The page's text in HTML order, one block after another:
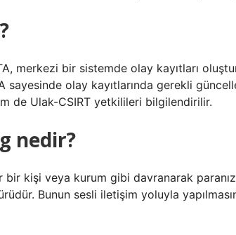
merkezi bir sistemde olay kayıtları
sayesinde olay kayıtlarında gerekli
de Ulak-CSIRT yetkilileri bilgilendirilir.
nedir?
bir kişi veya kurum gibi davranarak
Bunun sesli iletişim yoluyla